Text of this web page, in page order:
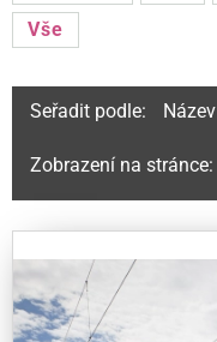
Vše
Seřadit podle: Název
Zobrazení na stránce: